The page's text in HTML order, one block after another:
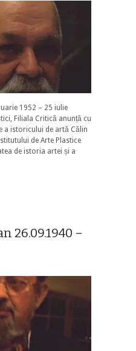
1952 – 25 iulie
Filiala Critică anunță cu
a istoricului de artă Călin
de Arte Plastice
de istoria artei și a
26.09.1940 –